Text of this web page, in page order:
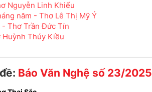
Nguyễn Linh Khiếu
năm - Thơ Lê Thị Mỹ Ý
- Thơ Trần Đức Tín
Thúy Kiều
Báo Văn Nghệ số 23/2025